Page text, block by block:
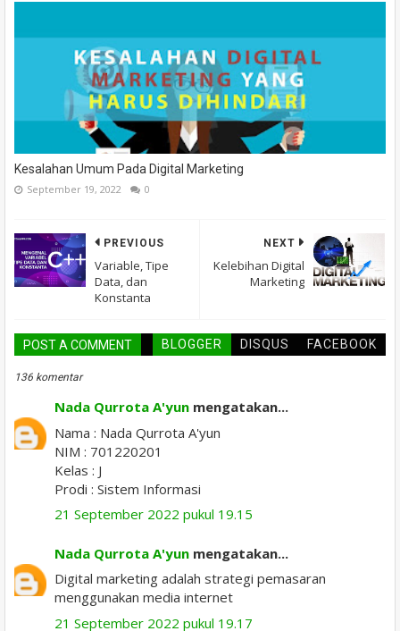
Kesalahan Umum Pada Digital Marketing
September 19, 2022 0
NEXT
Kelebihan Digital
Marketing
PREVIOUS
Variable, Tipe
Data, dan
Konstanta
POST A COMMENT BLOGGER DISQUS FACEBOOK
136 komentar
Nada Qurrota A'yun mengatakan...
Nama : Nada Qurrota A'yun
NIM : 701220201
Kelas : J
Prodi : Sistem Informasi
21 September 2022 pukul 19.15
Nada Qurrota A'yun mengatakan...
Digital marketing adalah strategi pemasaran
menggunakan media internet
21 September 2022 pukul 19.17